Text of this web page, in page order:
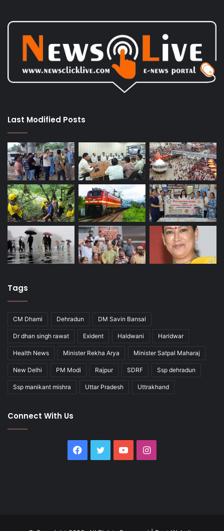
Last Modified Posts
Tags
CM Dhami Dehradun DM Savin Bansal
Dr dhan singh rawat Exident Haldwani Haridwar
Health News Minister Rekha Arya Minister Satpal Maharaj
New Delhi PM Modi Rajpur SDRF Ssp dehradun
Ssp manikant mishra Uttar Pradesh Uttrakhand
Connect With Us
Facebook
Twitter YouTubeInstagram